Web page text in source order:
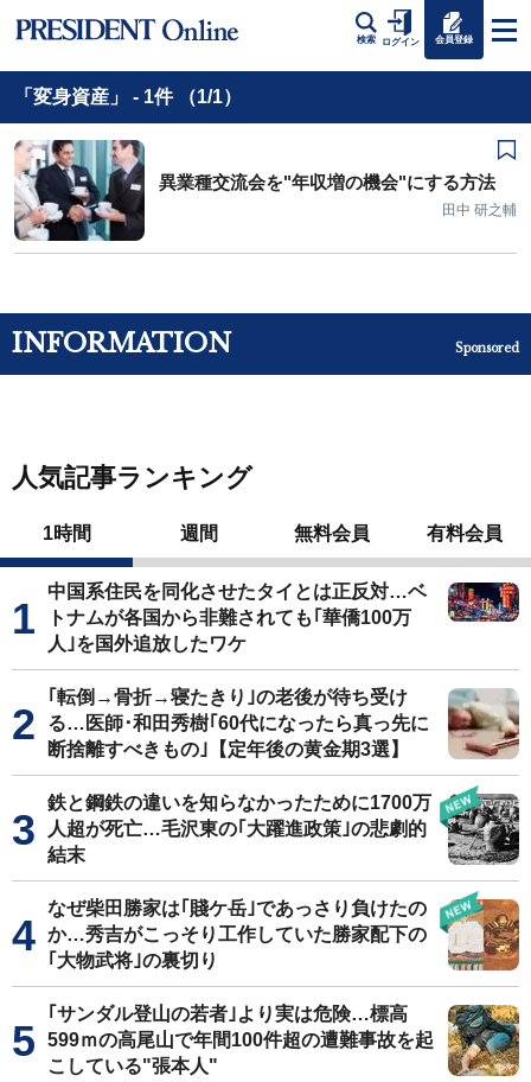
検索 ログイン 会員登録
「変身資産」 - 1件 （1/1）
異業種交流会を"年収増の機会"にする方法
田中 研之輔
INFORMATION Sponsored
人気記事ランキング
1時間 週間 無料会員 有料会員
中国系住民を同化させたタイとは正反対…ベ
トナムが各国から非難されても｢華僑100万
人｣を国外追放したワケ
｢転倒→骨折→寝たきり｣の老後が待ち受け
る…医師･和田秀樹｢60代になったら真っ先に
断捨離すべきもの｣【定年後の黄金期3選】
鉄と鋼鉄の違いを知らなかったために1700万
人超が死亡…毛沢東の｢大躍進政策｣の悲劇的
結末
なぜ柴田勝家は｢賤ケ岳｣であっさり負けたの
か…秀吉がこっそり工作していた勝家配下の
｢大物武将｣の裏切り
｢サンダル登山の若者｣より実は危険…標高
599ｍの高尾山で年間100件超の遭難事故を起
こしている"張本人"